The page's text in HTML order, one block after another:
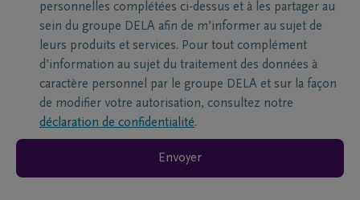
personnelles complétées ci-dessus et à les partager au
sein du groupe DELA afin de m’informer au sujet de
leurs produits et services. Pour tout complément
d’information au sujet du traitement des données à
caractère personnel par le groupe DELA et sur la façon
de modifier votre autorisation, consultez notre
déclaration de confidentialité.
Envoyer